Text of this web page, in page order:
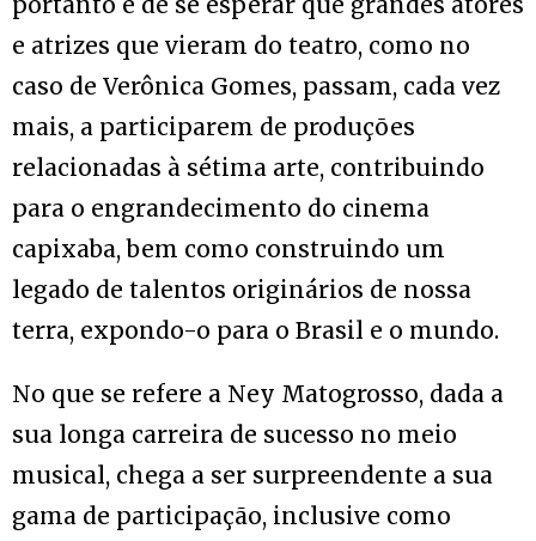
e atrizes que vieram do teatro, como no
caso de Verônica Gomes, passam, cada vez
mais, a participarem de produções
relacionadas à sétima arte, contribuindo
para o engrandecimento do cinema
capixaba, bem como construindo um
legado de talentos originários de nossa
terra, expondo-o para o Brasil e o mundo.
No que se refere a Ney Matogrosso, dada a
sua longa carreira de sucesso no meio
musical, chega a ser surpreendente a sua
gama de participação, inclusive como